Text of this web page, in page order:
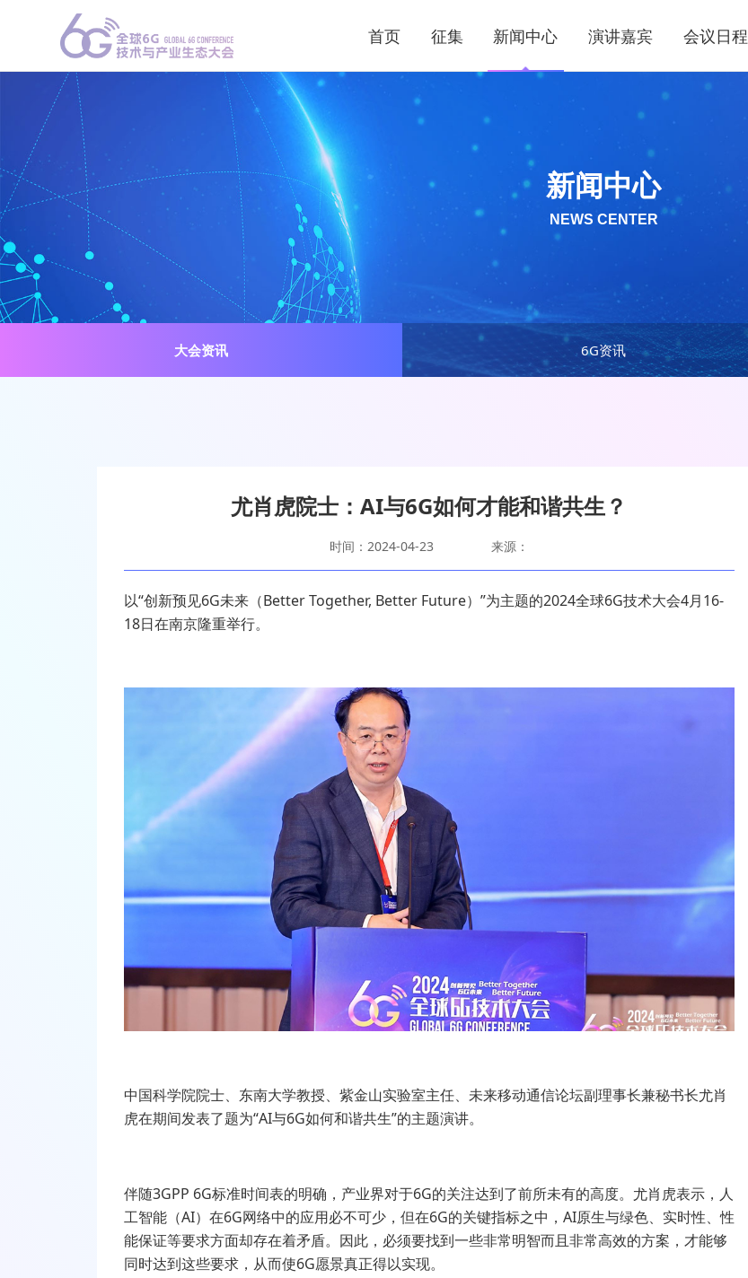
首页 征集 新闻中心 演讲嘉宾 会议日程
大会资讯 6G资讯
新闻中心
NEWS CENTER
尤肖虎院士：AI与6G如何才能和谐共生？
时间：2024-04-23 来源：
以“创新预见6G未来（Better Together, Better Future）”为主题的2024全球6G技术大会4月16-
18日在南京隆重举行。
中国科学院院士、东南大学教授、紫金山实验室主任、未来移动通信论坛副理事长兼秘书长尤肖
虎在期间发表了题为“AI与6G如何和谐共生”的主题演讲。
伴随3GPP 6G标准时间表的明确，产业界对于6G的关注达到了前所未有的高度。尤肖虎表示，人
工智能（AI）在6G网络中的应用必不可少，但在6G的关键指标之中，AI原生与绿色、实时性、性
能保证等要求方面却存在着矛盾。因此，必须要找到一些非常明智而且非常高效的方案，才能够
同时达到这些要求，从而使6G愿景真正得以实现。